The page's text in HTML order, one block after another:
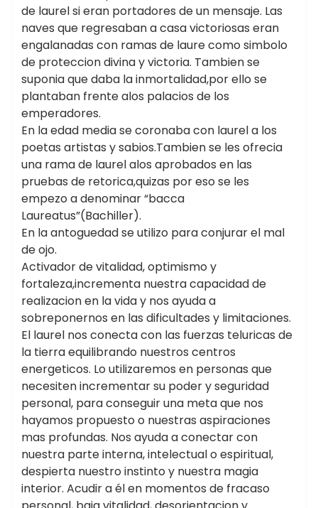
de laurel si eran portadores de un mensaje. Las
naves que regresaban a casa victoriosas eran
engalanadas con ramas de laure como simbolo
de proteccion divina y victoria. Tambien se
suponia que daba la inmortalidad,por ello se
plantaban frente alos palacios de los
emperadores.
En la edad media se coronaba con laurel a los
poetas artistas y sabios.Tambien se les ofrecia
una rama de laurel alos aprobados en las
pruebas de retorica,quizas por eso se les
empezo a denominar “bacca
Laureatus”(Bachiller).
En la antoguedad se utilizo para conjurar el mal
de ojo.
Activador de vitalidad, optimismo y
fortaleza,incrementa nuestra capacidad de
realizacion en la vida y nos ayuda a
sobreponernos en las dificultades y limitaciones.
El laurel nos conecta con las fuerzas teluricas de
la tierra equilibrando nuestros centros
energeticos. Lo utilizaremos en personas que
necesiten incrementar su poder y seguridad
personal, para conseguir una meta que nos
hayamos propuesto o nuestras aspiraciones
mas profundas. Nos ayuda a conectar con
nuestra parte interna, intelectual o espiritual,
despierta nuestro instinto y nuestra magia
interior. Acudir a él en momentos de fracaso